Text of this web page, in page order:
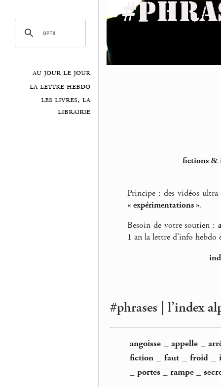
au jour le jour
la lettre hebdo
les livres, la
librairie
fictions &
Principe : des vidéos
« expérimentations ».
Besoin de votre soutien :
1 an la lettre d’info hebdo
#phrases | l’index
angoisse _appelle _
fiction _ faut_ froid_
_portes _rampe _